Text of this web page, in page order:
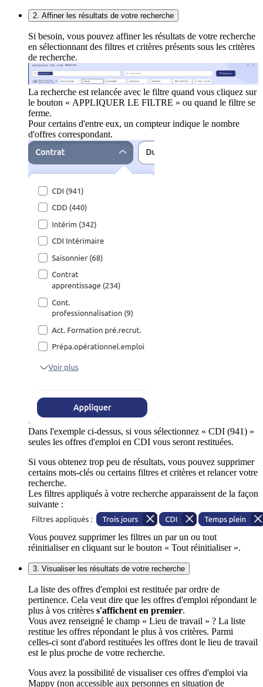
2. Affiner les résultats de votre recherche
Si besoin, vous pouvez affiner les résultats de votre recherche
en sélectionnant des filtres et critères présents sous les critères
de recherche.
La recherche est relancée avec le filtre quand vous cliquez sur
le bouton « APPLIQUER LE FILTRE » ou quand le filtre se
ferme.
Pour certains d'entre eux, un compteur indique le nombre
d'offres correspondant.
Dans l'exemple ci-dessus, si vous sélectionnez « CDI (941) »
seules les offres d'emploi en CDI vous seront restituées.
Si vous obtenez trop peu de résultats, vous pouvez supprimer
certains mots-clés ou certains filtres et critères et relancer votre
recherche.
Les filtres appliqués à votre recherche apparaissent de la façon
suivante :
Vous pouvez supprimer les filtres un par un ou tout
réinitialiser en cliquant sur le bouton « Tout réinitialiser ».
3. Visualiser les résultats de votre recherche
La liste des offres d'emploi est restituée par ordre de
pertinence. Cela veut dire que les offres d'emploi répondant le
plus à vos critères s'affichent en premier.
Vous avez renseigné le champ « Lieu de travail » ? La liste
restitue les offres répondant le plus à vos critères. Parmi
celles-ci sont d'abord restituées les offres dont le lieu de travail
est le plus proche de votre recherche.
Vous avez la possibilité de visualiser ces offres d'emploi via
Mappy (non accessible aux personnes en situation de